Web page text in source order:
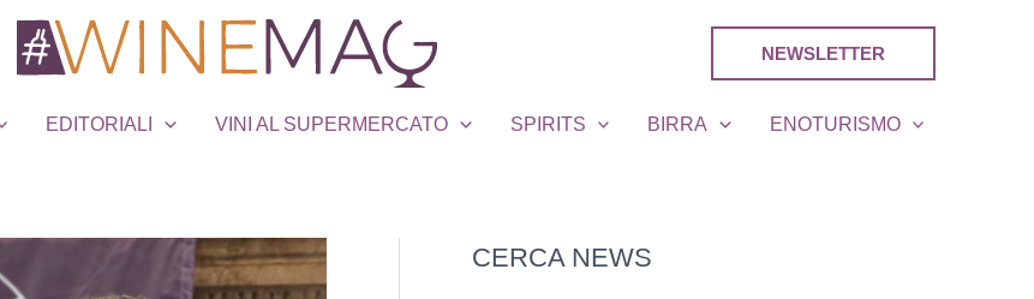
NEWSLETTER
EDITORIALI VINI AL SUPERMERCATO SPIRITS BIRRA ENOTURISMO
CERCA NEWS